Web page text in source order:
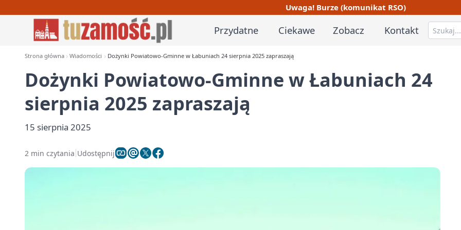
Uwaga! Burze (komunikat RSO)
Przydatne Ciekawe Zobacz Kontakt
Strona główna Wiadomości Dożynki Powiatowo-Gminne w Łabuniach 24 sierpnia 2025 zapraszają
Dożynki Powiatowo-Gminne w Łabuniach 24
sierpnia 2025 zapraszają
15 sierpnia 2025
2 min czytania Udostępnij